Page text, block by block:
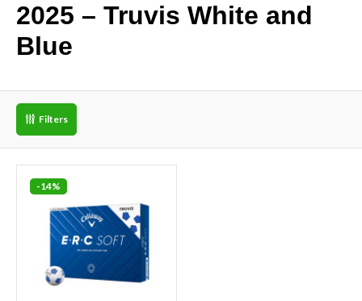
2025 – Truvis White and
Blue
Filters
-14%